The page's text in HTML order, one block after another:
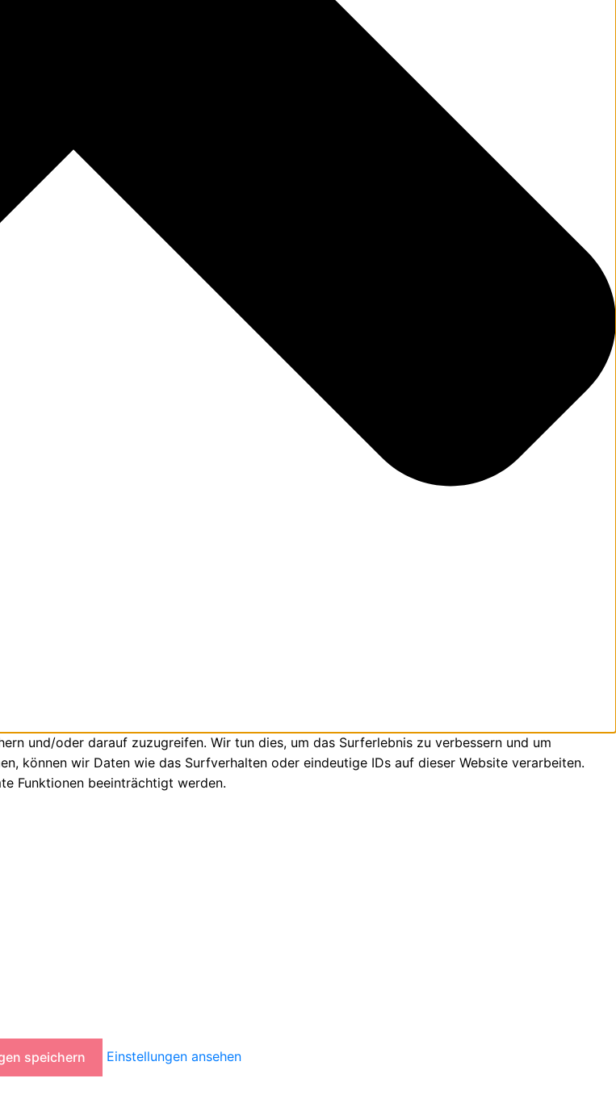
und/oder darauf zuzugreifen. Wir tun dies, um das Surferlebnis zu verbessern und um
können wir Daten wie das Surfverhalten oder eindeutige IDs auf dieser Website verarbeiten.
Funktionen beeinträchtigt werden.
speichern
Einstellungen ansehen